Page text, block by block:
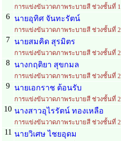
การแข่งขันวาดภาพระบายสี ช่วงชั้นที่ 1
6 นายอุทิศ จันทะรัตน์
การแข่งขันวาดภาพระบายสี ช่วงชั้นที่ 2
7 นายสมคิด สุรมิตร
การแข่งขันวาดภาพระบายสี ช่วงชั้นที่ 2
8 นางกฤติยา สุขกมล
การแข่งขันวาดภาพระบายสี ช่วงชั้นที่ 2
9 นายเอกราช ต้อนรับ
การแข่งขันวาดภาพระบายสี ช่วงชั้นที่ 2
10 นางสาวอุไรรัตน์ ทองเหลือ
การแข่งขันวาดภาพระบายสี ช่วงชั้นที่ 2
11 นายวิเศษ ไชยอุดม